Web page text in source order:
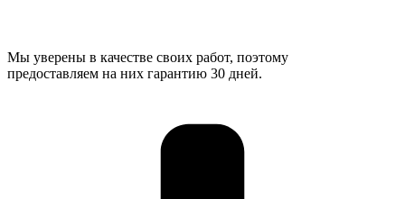
Мы уверены в качестве своих работ, поэтому
предоставляем на них гарантию 30 дней.